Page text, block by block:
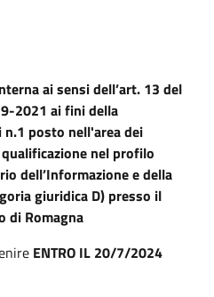
ai sensi dell’art. 13 del
2021 ai fini della
posto nell'area dei
nel profilo
dell’Informazione e della
giuridica D) presso il
di Romagna
ENTRO IL 20/7/2024